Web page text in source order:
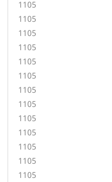
1105
1105
1105
1105
1105
1105
1105
1105
1105
1105
1105
1105
1105